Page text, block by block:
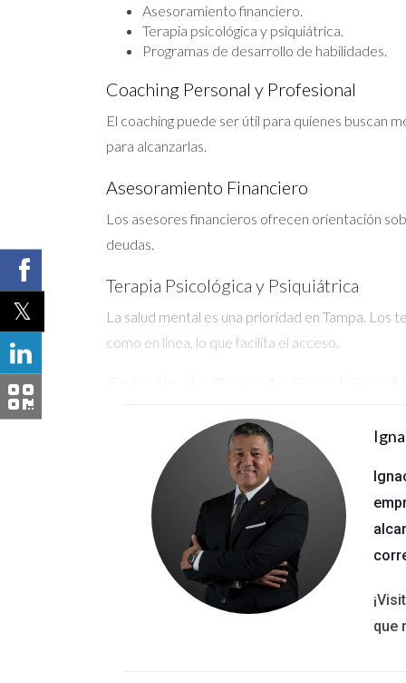
Asesoramiento financiero.
Terapia psicológica y psiquiátrica.
Programas de desarrollo de habilidades.
Coaching Personal y Profesional
El coaching puede ser útil para quienes buscan
para alcanzarlas.
Asesoramiento Financiero
Los asesores financieros ofrecen orientación
deudas.
Terapia Psicológica y Psiquiátrica
La salud mental es una prioridad en Tampa.
como en línea, lo que facilita el acceso.
Conocí a María, una joven que buscaba
nuevo empleo que la entusiasma. Este cambio
Considera el coaching si sientes que
Estudio de Caso 2:
Carlos siempre tuvo problemas con sus
aprender a gestionar su dinero
que